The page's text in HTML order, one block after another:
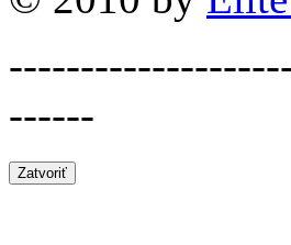
------